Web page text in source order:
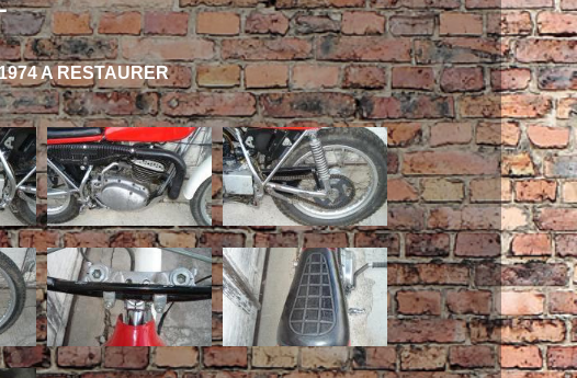
A RESTAURER